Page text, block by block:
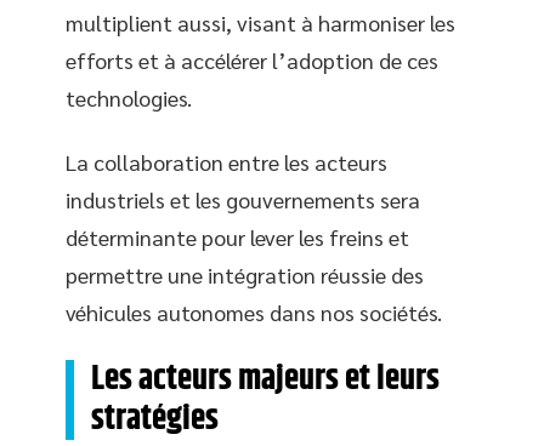
multiplient aussi, visant à harmoniser les
efforts et à accélérer l’adoption de ces
technologies.
La collaboration entre les acteurs
industriels et les gouvernements sera
déterminante pour lever les freins et
permettre une intégration réussie des
véhicules autonomes dans nos sociétés.
Les acteurs majeurs et leurs
stratégies